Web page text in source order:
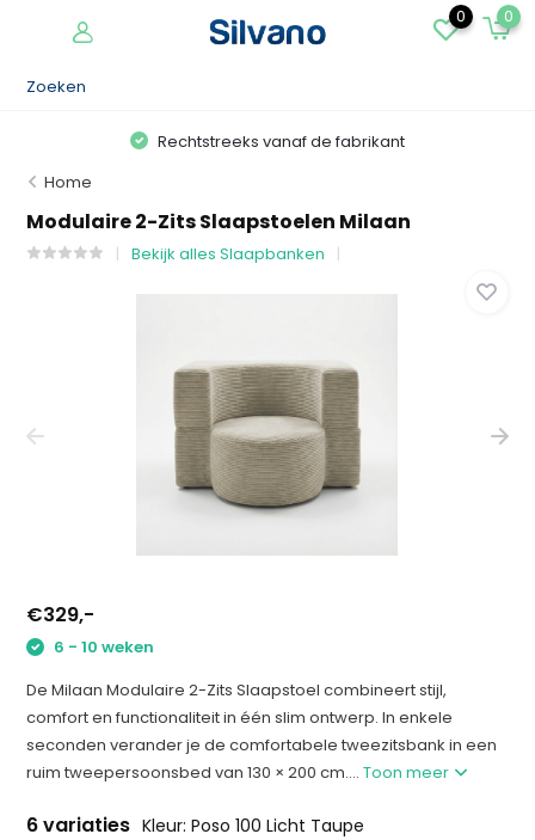
0 0
Rechtstreeks vanaf de fabrikant
Home
Modulaire 2-Zits Slaapstoelen Milaan
Bekijk alles Slaapbanken
€329,-
6 - 10 weken
De Milaan Modulaire 2-Zits Slaapstoel combineert stijl,
comfort en functionaliteit in één slim ontwerp. In enkele
seconden verander je de comfortabele tweezitsbank in een
ruim tweepersoonsbed van 130 × 200 cm....Toon meer
6 variaties Kleur: Poso 100 Licht Taupe